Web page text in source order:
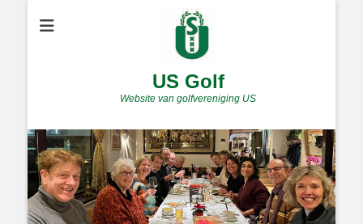
US Golf
Website van golfvereniging US